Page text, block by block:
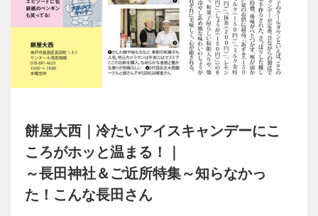
餅屋大西｜冷たいアイスキャンデーにこ
ころがホッと温まる！｜
～長田神社＆ご近所特集～知らなかっ
た！こんな長田さん